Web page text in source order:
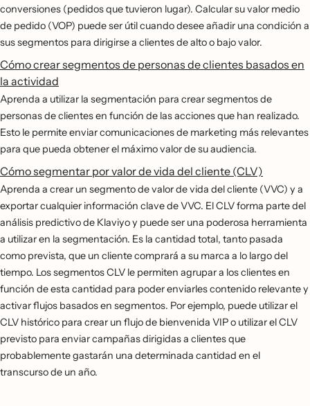
conversiones (pedidos que tuvieron lugar). Calcular su valor medio
de pedido (VOP) puede ser útil cuando desee añadir una condición a
sus segmentos para dirigirse a clientes de alto o bajo valor.
Cómo crear segmentos de personas de clientes basados en
la actividad
Aprenda a utilizar la segmentación para crear segmentos de
personas de clientes en función de las acciones que han realizado.
Esto le permite enviar comunicaciones de marketing más relevantes
para que pueda obtener el máximo valor de su audiencia.
Cómo segmentar por valor de vida del cliente (CLV)
Aprenda a crear un segmento de valor de vida del cliente (VVC) y a
exportar cualquier información clave de VVC. El CLV forma parte del
análisis predictivo de Klaviyo y puede ser una poderosa herramienta
a utilizar en la segmentación. Es la cantidad total, tanto pasada
como prevista, que un cliente comprará a su marca a lo largo del
tiempo. Los segmentos CLV le permiten agrupar a los clientes en
función de esta cantidad para poder enviarles contenido relevante y
activar flujos basados en segmentos. Por ejemplo, puede utilizar el
CLV histórico para crear un flujo de bienvenida VIP o utilizar el CLV
previsto para enviar campañas dirigidas a clientes que
probablemente gastarán una determinada cantidad en el
transcurso de un año.